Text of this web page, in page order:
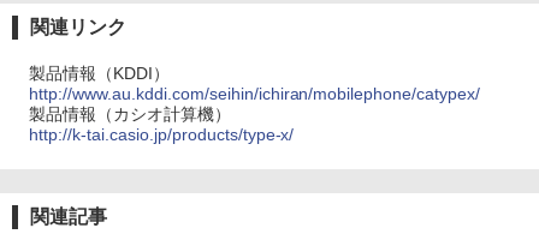
関連リンク
製品情報（KDDI）
http://www.au.kddi.com/seihin/ichiran/mobilephone/catypex/
製品情報（カシオ計算機）
http://k-tai.casio.jp/products/type-x/
関連記事